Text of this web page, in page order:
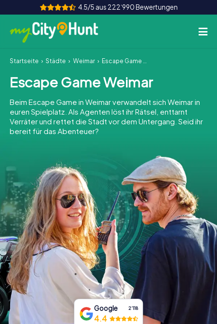
4.5/5 aus 222‘990 Bewertungen
So funktioniert's
Städte
Touren
Teamevent
INT AT CH
DE
ES
FR UK
IE
IT
NL
Tickets buchen
Gutscheine bestellen
Startseite Städte Weimar Escape Game Weimar
Escape Game Weimar
Beim Escape Game in Weimar verwandelt sich Weimar in
euren Spielplatz. Als Agenten löst ihr Rätsel, enttarnt
Verräter und rettet die Stadt vor dem Untergang. Seid ihr
bereit für das Abenteuer?
Google 2‘118
4.4